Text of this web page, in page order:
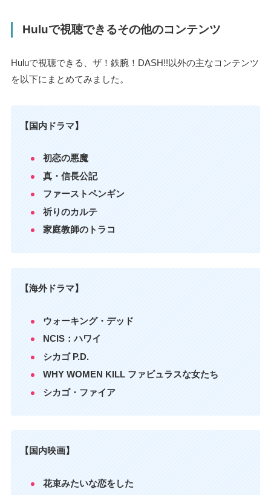
Huluで視聴できるその他のコンテンツ
Huluで視聴できる、ザ！鉄腕！DASH!!以外の主なコンテンツ
を以下にまとめてみました。
【国内ドラマ】
初恋の悪魔
真・信長公記
ファーストペンギン
祈りのカルテ
家庭教師のトラコ
【海外ドラマ】
ウォーキング・デッド
NCIS：ハワイ
シカゴ P.D.
WHY WOMEN KILL ファビュラスな女たち
シカゴ・ファイア
【国内映画】
花束みたいな恋をした